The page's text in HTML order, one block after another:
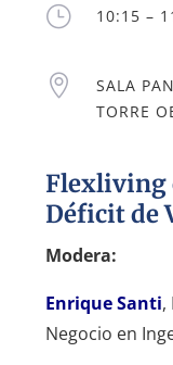
} 10:15 –

SALA
TORRE
Flexliving
Déficit de
Modera:
Enrique Santi,
Negocio en